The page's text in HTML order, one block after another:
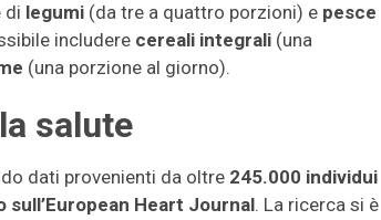
di legumi (da tre a quattro porzioni) e pesce
includere cereali integrali (una
(una porzione al giorno).
salute
dati provenienti da oltre 245.000 individui
Heart Journal. La ricerca si è